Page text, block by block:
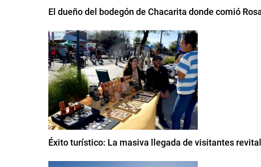
El dueño del bodegón de Chacarita donde comió
Éxito turístico: La masiva llegada de visitantes